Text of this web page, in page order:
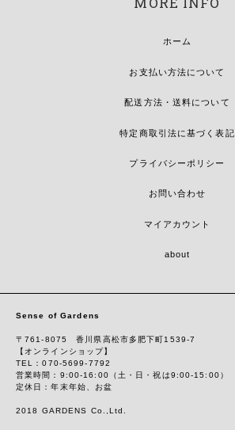
ホーム
お支払い方法について
配送方法・送料について
特定商取引法に基づく表記
プライバシーポリシー
お問い合わせ
マイアカウント
about
Sense of Gardens
〒761-8075 香川県高松市多肥下町1539-7
【オンラインショップ】
TEL：070-5699-7792
営業時間：9:00-16:00（土・日・祝は9:00-15:00）
定休日：年末年始、お盆
2018 GARDENS Co.,Ltd.